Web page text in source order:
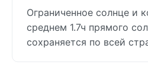
Ограниченное солнце и
среднем 1.7ч прямого
сохраняется по всей